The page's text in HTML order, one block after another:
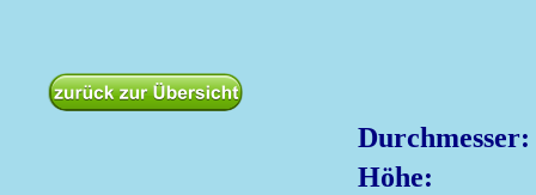
Durchmesser:
Höhe: